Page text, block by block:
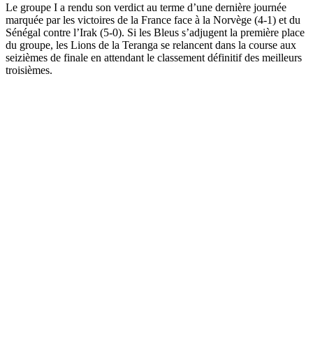
Le groupe I a rendu son verdict au terme d’une dernière journée
marquée par les victoires de la France face à la Norvège (4-1) et du
Sénégal contre l’Irak (5-0). Si les Bleus s’adjugent la première place
du groupe, les Lions de la Teranga se relancent dans la course aux
seizièmes de finale en attendant le classement définitif des meilleurs
troisièmes.